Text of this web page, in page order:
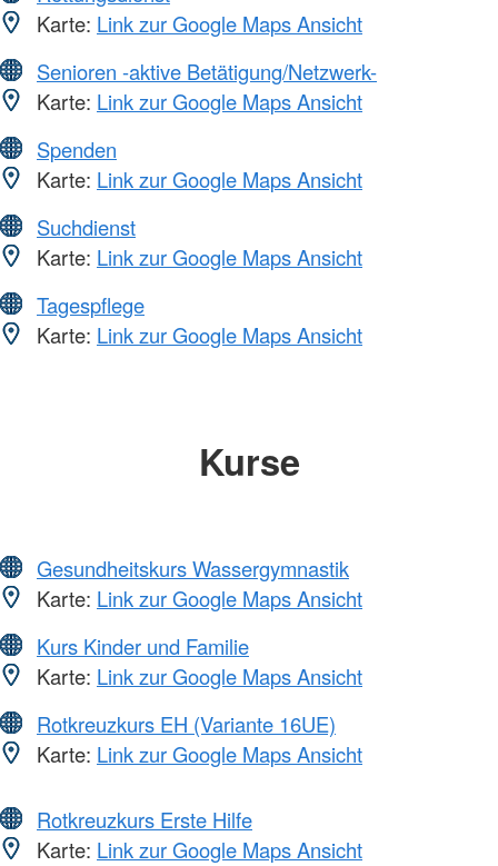
Karte: Link zur Google Maps Ansicht
Senioren -aktive Betätigung/Netzwerk-
Karte: Link zur Google Maps Ansicht
Spenden
Karte: Link zur Google Maps Ansicht
Suchdienst
Karte: Link zur Google Maps Ansicht
Tagespflege
Karte: Link zur Google Maps Ansicht
Kurse
Gesundheitskurs Wassergymnastik
Karte: Link zur Google Maps Ansicht
Kurs Kinder und Familie
Karte: Link zur Google Maps Ansicht
Rotkreuzkurs EH (Variante 16UE)
Karte: Link zur Google Maps Ansicht
Rotkreuzkurs Erste Hilfe
Karte: Link zur Google Maps Ansicht